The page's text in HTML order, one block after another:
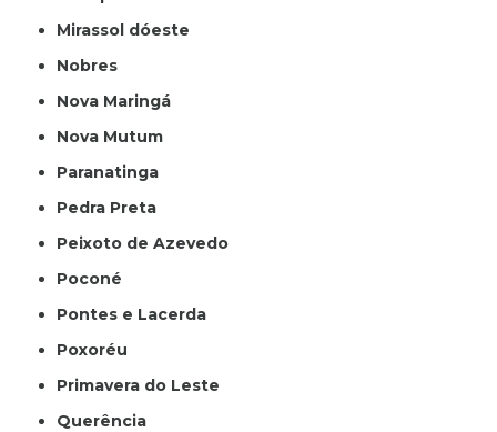
Mirassol dóeste
Nobres
Nova Maringá
Nova Mutum
Paranatinga
Pedra Preta
Peixoto de Azevedo
Poconé
Pontes e Lacerda
Poxoréu
Primavera do Leste
Querência